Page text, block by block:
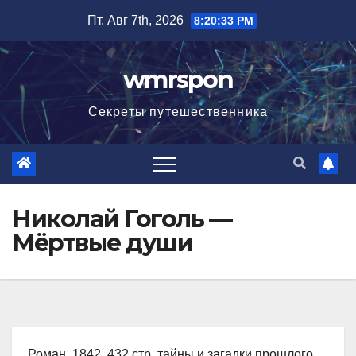
содержимому
Пт. Авг 7th, 2026 8:20:34 PM
wmrspon
Секреты путешественника
Николай Гоголь —
Мёртвые души